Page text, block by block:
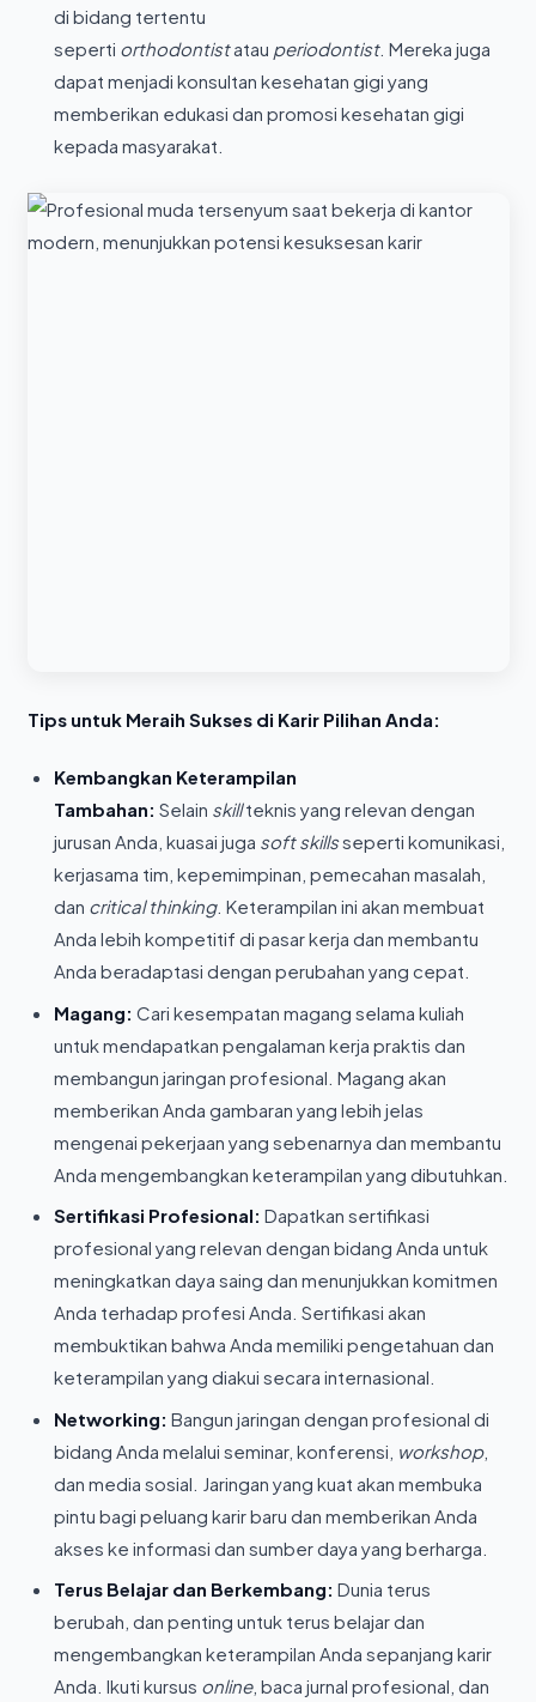
di bidang tertentu
seperti orthodontistatau periodontist. Mereka juga
dapat menjadi konsultan kesehatan gigi yang
memberikan edukasi dan promosi kesehatan gigi
kepada masyarakat.
Tips untuk Meraih Sukses di Karir Pilihan Anda:
Kembangkan Keterampilan
Tambahan: Selain skillteknis yang relevan dengan
jurusan Anda, kuasai juga soft skillsseperti komunikasi,
kerjasama tim, kepemimpinan, pemecahan masalah,
dan critical thinking. Keterampilan ini akan membuat
Anda lebih kompetitif di pasar kerja dan membantu
Anda beradaptasi dengan perubahan yang cepat.
Magang: Cari kesempatan magang selama kuliah
untuk mendapatkan pengalaman kerja praktis dan
membangun jaringan profesional. Magang akan
memberikan Anda gambaran yang lebih jelas
mengenai pekerjaan yang sebenarnya dan membantu
Anda mengembangkan keterampilan yang dibutuhkan.
Sertifikasi Profesional: Dapatkan sertifikasi
profesional yang relevan dengan bidang Anda untuk
meningkatkan daya saing dan menunjukkan komitmen
Anda terhadap profesi Anda. Sertifikasi akan
membuktikan bahwa Anda memiliki pengetahuan dan
keterampilan yang diakui secara internasional.
Networking: Bangun jaringan dengan profesional di
bidang Anda melalui seminar, konferensi, workshop,
dan media sosial. Jaringan yang kuat akan membuka
pintu bagi peluang karir baru dan memberikan Anda
akses ke informasi dan sumber daya yang berharga.
Terus Belajar dan Berkembang: Dunia terus
berubah, dan penting untuk terus belajar dan
mengembangkan keterampilan Anda sepanjang karir
Anda. Ikuti kursus online, baca jurnal profesional, dan